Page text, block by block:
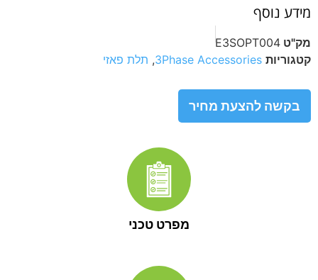
מידע נוסף
מק"ט E3SOPT004
קטגוריות 3Phase Accessories
, תלת פאזי
בקשה להצעת מחיר
מפרט טכני